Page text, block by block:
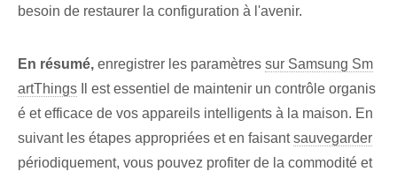
besoin de restaurer la configuration à l'avenir.
En résumé, enregistrer les paramètres sur Samsung Sm
artThings Il est essentiel de maintenir un contrôle organis
é et efficace de vos appareils intelligents à la maison. En
suivant les étapes appropriées et en faisantsauvegarder
périodiquement,‌ vous pouvez‌ profiter de la commodité et